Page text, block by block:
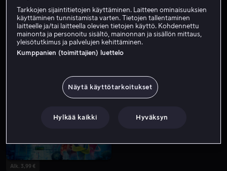
Alk. 3,99 €
Alk. 3,99 €
Tarkkojen sijaintitietojen käyttäminen. Laitteen ominaisuuksien
käyttäminen tunnistamista varten. Tietojen tallentaminen
laitteelle ja/tai laitteella olevien tietojen käyttö. Kohdennettu
mainonta ja personoitu sisältö, mainonnan ja sisällön mittaus,
yleisötutkimus ja palvelujen kehittäminen.
Kumppanien (toimittajien) luettelo
Näytä käyttötarkoitukset
Hylkää kaikki Hyväksyn